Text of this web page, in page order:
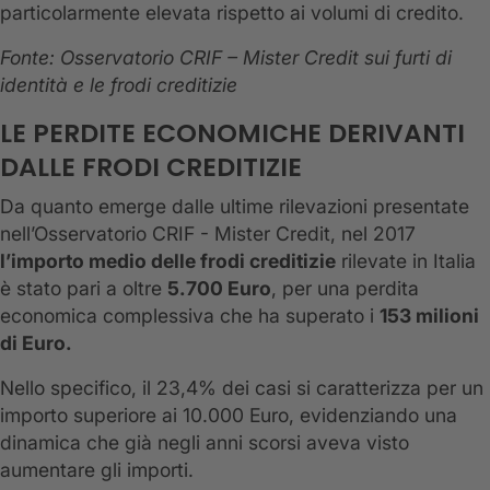
particolarmente elevata rispetto ai volumi di credito.
Fonte: Osservatorio CRIF – Mister Credit sui furti di
identità e le frodi creditizie
LE PERDITE ECONOMICHE DERIVANTI
DALLE FRODI CREDITIZIE
Da quanto emerge dalle ultime rilevazioni presentate
nell’Osservatorio CRIF - Mister Credit, nel 2017
l’importo medio delle frodi creditizie rilevate in Italia
è stato pari a oltre 5.700 Euro, per una perdita
economica complessiva che ha superato i 153 milioni
di Euro.
Nello specifico, il 23,4% dei casi si caratterizza per un
importo superiore ai 10.000 Euro, evidenziando una
dinamica che già negli anni scorsi aveva visto
aumentare gli importi.